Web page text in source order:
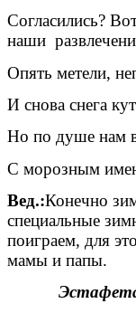
Согласились?
наши
Опять метели,
И снова снега
Но по душе нам
С морозным
Вед.:Конечно
специальные
поиграем, для
мамы и папы.